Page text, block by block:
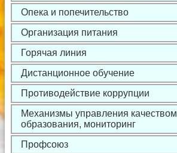
Опека и попечительство
Организация питания
Горячая линия
Дистанционное обучение
Противодействие коррупции
Механизмы управления качеством
образования, мониторинг
Профсоюз